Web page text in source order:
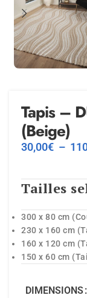
Tapis –
(Beige)
30,00€ –
Tailles
300 x 80 cm
230 x 160 cm
160 x 120 cm
150 x 60 cm
DIMENSIONS